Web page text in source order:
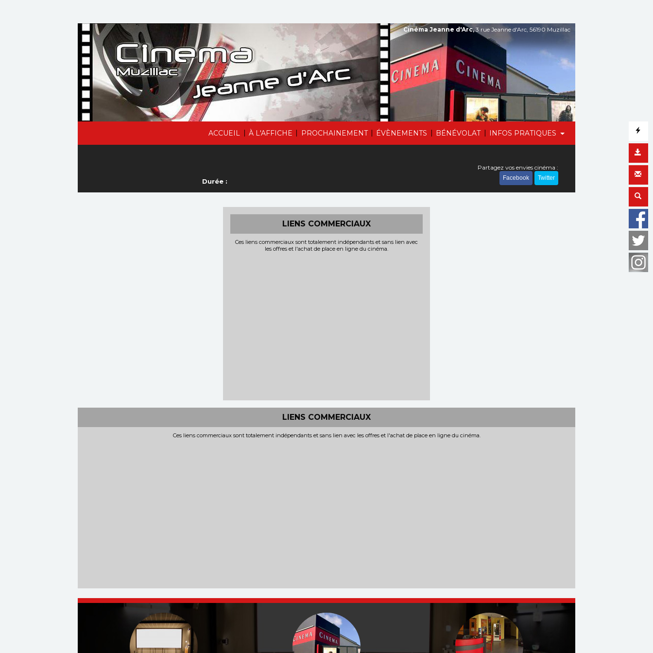
ACCUEIL | À L'AFFICHE | PROCHAINEMENT | ÉVÈNEMENTS | BÉNÉVOLAT | INFOS PRATIQUES
Cinéma Jeanne d'Arc,3 rue Jeanne d'Arc, 56190 Muzillac
Durée :
Partagez vos envies cinéma :
Facebook Twitter
LIENS COMMERCIAUX
Ces liens commerciaux sont totalement indépendants et sans lien avec
les offres et l'achat de place en ligne du cinéma.
LIENS COMMERCIAUX
Ces liens commerciaux sont totalement indépendants et sans lien avec les offres et l'achat de place en ligne du cinéma.